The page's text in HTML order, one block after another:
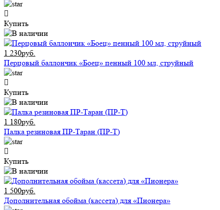
Купить
1 230руб.
Перцовый баллончик «Боец» пенный 100 мл, струйный
Купить
1 180руб.
Палка резиновая ПР-Таран (ПР-Т)
Купить
1 500руб.
Дополнительная обойма (кассета) для «Пионера»